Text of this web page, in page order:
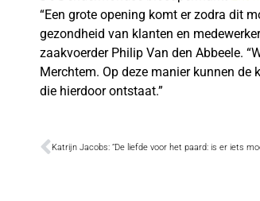
“Een grote opening komt er zodra dit
gezondheid van klanten en
zaakvoerder Philip Van den Abbeele.
Merchtem. Op deze manier kunnen
die hierdoor ontstaat.”
Katrijn Jacobs: “De liefde voor het paard: is er iets